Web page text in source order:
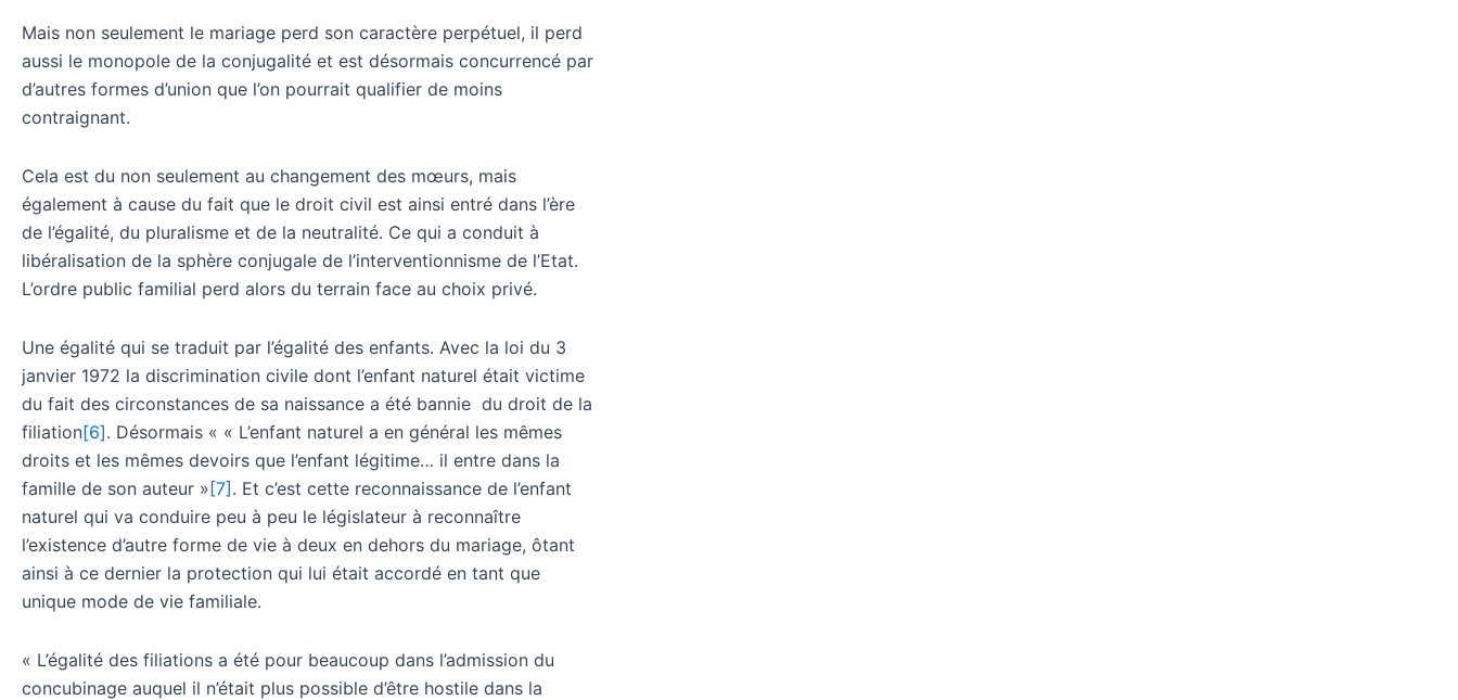
Mais non seulement le mariage perd son caractère perpétuel, il perd
aussi le monopole de la conjugalité et est désormais concurrencé par
d’autres formes d’union que l’on pourrait qualifier de moins
contraignant.
Cela est du non seulement au changement des mœurs, mais
également à cause du fait que le droit civil est ainsi entré dans l’ère
de l’égalité, du pluralisme et de la neutralité. Ce qui a conduit à
libéralisation de la sphère conjugale de l’interventionnisme de l’Etat.
L’ordre public familial perd alors du terrain face au choix privé.
Une égalité qui se traduit par l’égalité des enfants. Avec la loi du 3
janvier 1972 la discrimination civile dont l’enfant naturel était victime
du fait des circonstances de sa naissance a été bannie du droit de la
filiation[6]. Désormais « « L’enfant naturel a en général les mêmes
droits et les mêmes devoirs que l’enfant légitime… il entre dans la
famille de son auteur »[7]. Et c’est cette reconnaissance de l’enfant
naturel qui va conduire peu à peu le législateur à reconnaître
l’existence d’autre forme de vie à deux en dehors du mariage, ôtant
ainsi à ce dernier la protection qui lui était accordé en tant que
unique mode de vie familiale.
« L’égalité des filiations a été pour beaucoup dans l’admission du
concubinage auquel il n’était plus possible d’être hostile dans la